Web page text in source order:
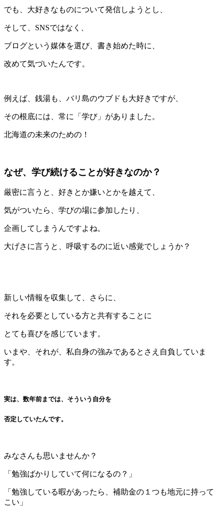
でも、大好きなものについて発信しようとし、
そして、SNSではなく、
ブログという媒体を選び、書き始めた時に、
改めて気づいたんです。
例えば、銭湯も、バリ島のウブドも大好きですが、
その根底には、常に「学び」がありました。
北海道の未来のための！
なぜ、学び続けることが好きなのか？
厳密に言うと、好きとか嫌いとかを越えて、
気がついたら、学びの場に参加したり、
企画してしまうんですよね。
大げさに言うと、呼吸するのに近い感覚でしょうか？
新しい情報を収集して、さらに、
それを必要としている方と共有することに
とても喜びを感じています。
いまや、それが、私自身の強みであるとさえ自負していま
す。
実は、数年前までは、そういう自分を
否定していたんです。
みなさんも思いませんか？
「勉強ばかりしていて何になるの？」
「勉強している暇があったら、補助金の１つも地元に持って
こい」